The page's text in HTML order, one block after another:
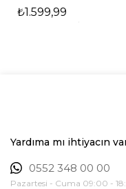
₺1.599,99
Yardıma mı ihtiyacın
0552 348 00 00
Pazartesi - Cuma 09:00 -